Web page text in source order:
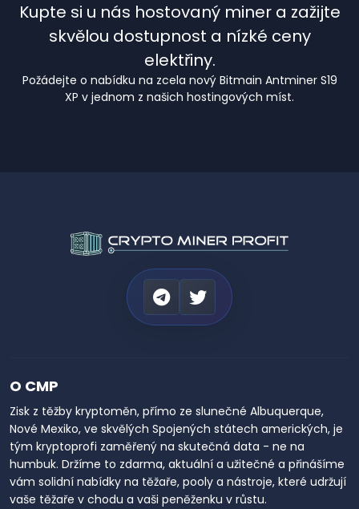
Kupte si u nás hostovaný miner a zažijte
skvělou dostupnost a nízké ceny
elektřiny.
Požádejte o nabídku na zcela nový Bitmain Antminer S19
XP v jednom z našich hostingových míst.
O CMP
Zisk z těžby kryptoměn, přímo ze slunečné Albuquerque,
Nové Mexiko, ve skvělých Spojených státech amerických, je
tým kryptoprofi zaměřený na skutečná data - ne na
humbuk. Držíme to zdarma, aktuální a užitečné a přinášíme
vám solidní nabídky na těžaře, pooly a nástroje, které udržují
vaše těžaře v chodu a vaši peněženku v růstu.